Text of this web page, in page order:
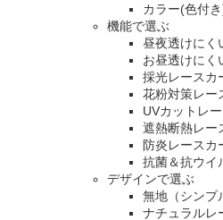
カラー(色付
機能で選ぶ
昼夜透けにく
お昼透けにく
採光レースカ
花粉対策レー
UVカットレ
遮熱断熱レー
防炎レースカ
抗菌＆抗ウイ
デザインで選ぶ
無地（シンプ
ナチュラルレ